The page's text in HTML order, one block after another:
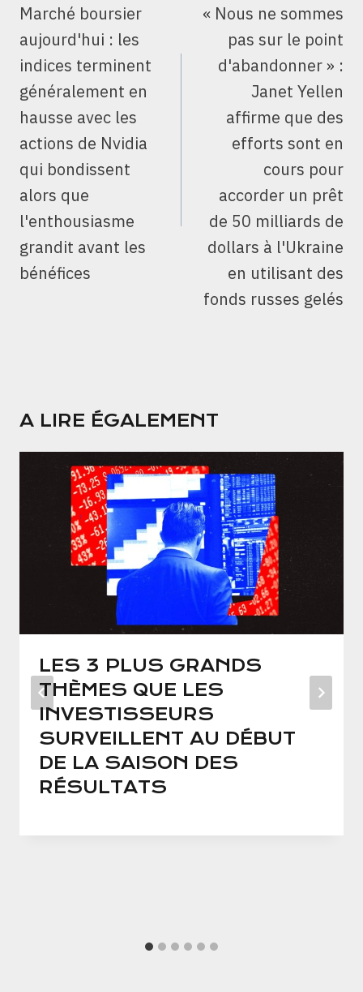
L’ARTICLE
Marché boursier
aujourd'hui : les
indices terminent
généralement en
hausse avec les
actions de Nvidia
qui bondissent
alors que
l'enthousiasme
grandit avant les
bénéfices
« Nous ne sommes
pas sur le point
d'abandonner » :
Janet Yellen
affirme que des
efforts sont en
cours pour
accorder un prêt
de 50 milliards de
dollars à l'Ukraine
en utilisant des
fonds russes gelés
A LIRE ÉGALEMENT
LES 3 PLUS GRANDS
THÈMES QUE LES
INVESTISSEURS
SURVEILLENT AU DÉBUT
DE LA SAISON DES
RÉSULTATS